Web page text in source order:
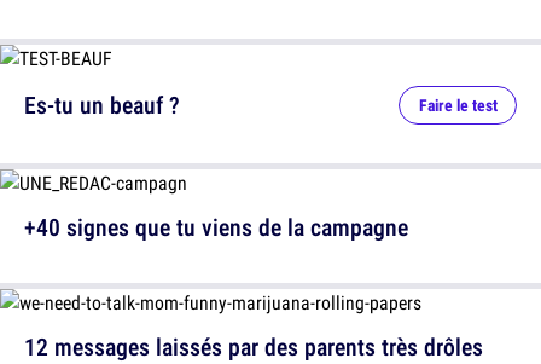
12 messages laissés par des parents très drôles
Es-tu un beauf ? Faire le test
+40 signes que tu viens de la campagne